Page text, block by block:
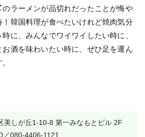
のラーメンが品切れだったことが悔や
！韓国料理が食べたいけれど焼肉気分
に、みんなでワイワイしたい時に、
酒を味わいたい時に、ぜひ足を運ん
美しが丘1-10-8 第一みなもとビル 2F
080-4406-1121